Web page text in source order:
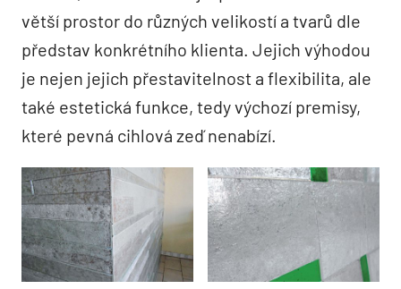
větší prostor do různých velikostí a tvarů dle
představ konkrétního klienta. Jejich výhodou
je nejen jejich přestavitelnost a flexibilita, ale
také estetická funkce, tedy výchozí premisy,
které pevná cihlová zeď nenabízí.